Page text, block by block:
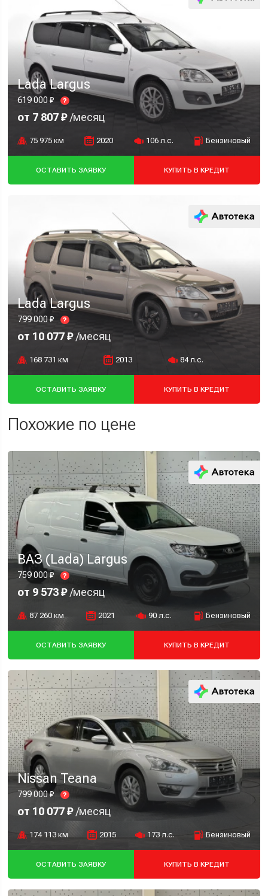
Lada Largus
619 000 ₽ ?
от 7 807 ₽/месяц
75 975 км 2020 106 л.с. Бензиновый
ОСТАВИТЬ ЗАЯВКУ КУПИТЬ В КРЕДИТ
Lada Largus
799 000 ₽ ?
от 10 077 ₽/месяц
168 731 км 2013 84 л.с.
ОСТАВИТЬ ЗАЯВКУ КУПИТЬ В КРЕДИТ
Похожие по цене
ВАЗ (Lada) Largus
759 000 ₽ ?
от 9 573 ₽/месяц
87 260 км 2021 90 л.с. Бензиновый
ОСТАВИТЬ ЗАЯВКУ КУПИТЬ В КРЕДИТ
Nissan Teana
799 000 ₽ ?
от 10 077 ₽/месяц
174 113 км 2015 173 л.с. Бензиновый
ОСТАВИТЬ ЗАЯВКУ КУПИТЬ В КРЕДИТ